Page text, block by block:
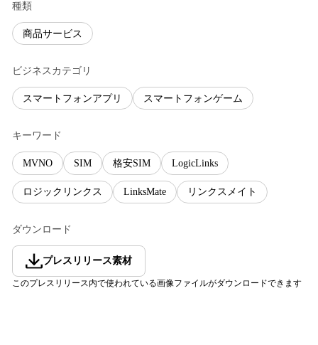
種類
商品サービス
ビジネスカテゴリ
スマートフォンアプリ スマートフォンゲーム
キーワード
MVNO SIM 格安SIM LogicLinks
ロジックリンクス LinksMate リンクスメイト
ダウンロード
プレスリリース素材
このプレスリリース内で使われている画像ファイルがダウンロードできます